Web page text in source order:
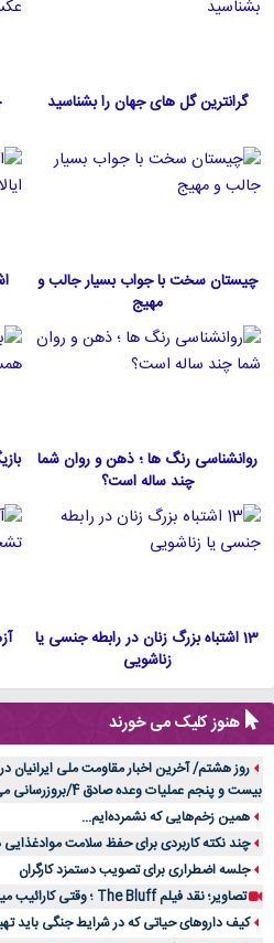
گرانترین گل های جهان را بشناسید
چیستان سخت با جواب بسیار جالب و
مهیج
روانشناسی رنگ ها ؛ ذهن و روان شما
چند ساله است؟
13 اشتباه بزرگ زنان در رابطه جنسی یا
زناشویی
هنوز کلیک می خورند
روز هشتم/ آخرین اخبار مقاومت ملی ایرانیان
بیست و پنجم عملیات وعده صادق 4/بروزرسانی می شود
همین زخم‌هایی که نشمرده‌ایم...
چند نکته کاربردی برای حفظ سلامت
جلسه اضطراری برای تصویب دستمزد کارگران
تصاویر؛ نقد فیلم The Bluff ؛ وقتی کارائیب میزبان جان ویک می‌شود
کیف داروهای حیاتی که در شرایط جنگی باید